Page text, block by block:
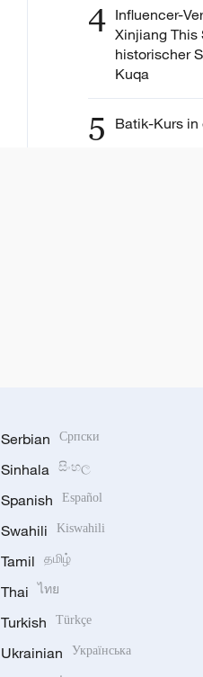
4 Influencer-
Xinjiang This
historischer
Kuqa
5 Batik-Kurs
Serbian Српски
Sinhala සිංහල
Spanish Español
Swahili Kiswahili
Tamil தமிழ்
Thai ไทย
Turkish Türkçe
Ukrainian Українська